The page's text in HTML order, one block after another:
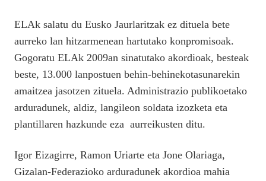
ELAk salatu du Eusko Jaurlaritzak ez dituela bete
aurreko lan hitzarmenean hartutako konpromisoak.
Gogoratu ELAk 2009an sinatutako akordioak, besteak
beste, 13.000 lanpostuen behin-behinekotasunarekin
amaitzea jasotzen zituela. Administrazio publikoetako
arduradunek, aldiz, langileon soldata izozketa eta
plantillaren hazkunde eza aurreikusten ditu.
Igor Eizagirre, Ramon Uriarte eta Jone Olariaga,
Gizalan-Federazioko arduradunek akordioa mahia